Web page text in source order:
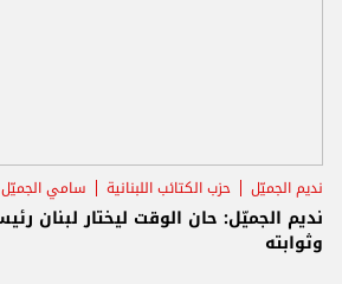
نديم الجميّل حزب الكتائب اللبنانية سامي الجميّل
نديم الجميّل: حان الوقت ليختار لبنان
وثوابته